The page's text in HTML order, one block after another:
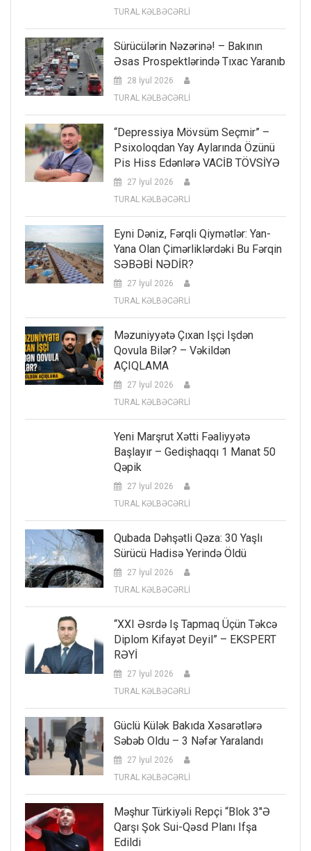
TURAL KƏLBƏCƏRLİ
Sürücülərin Nəzərinə! – Bakının
Əsas Prospektlərində Tıxac Yaranıb
28 İyul 2026
TURAL KƏLBƏCƏRLİ
“Depressiya Mövsüm Seçmir” –
Psixoloqdan Yay Aylarında Özünü
Pis Hiss Edənlərə VACİB TÖVSİYƏ
27 İyul 2026
TURAL KƏLBƏCƏRLİ
Eyni Dəniz, Fərqli Qiymətlər: Yan-
Yana Olan Çimərliklərdəki Bu Fərqin
SƏBƏBİ NƏDİR?
27 İyul 2026
TURAL KƏLBƏCƏRLİ
Məzuniyyətə Çıxan Işçi Işdən
Qovula Bilər? – Vəkildən
AÇIQLAMA
27 İyul 2026
TURAL KƏLBƏCƏRLİ
Yeni Marşrut Xətti Fəaliyyətə
Başlayır – Gedişhaqqı 1 Manat 50
Qəpik
27 İyul 2026
TURAL KƏLBƏCƏRLİ
Qubada Dəhşətli Qəza: 30 Yaşlı
Sürücü Hadisə Yerində Öldü
27 İyul 2026
TURAL KƏLBƏCƏRLİ
“XXI Əsrdə Iş Tapmaq Üçün Təkcə
Diplom Kifayət Deyil” – EKSPERT
RƏYİ
27 İyul 2026
TURAL KƏLBƏCƏRLİ
Güclü Külək Bakıda Xəsarətlərə
Səbəb Oldu – 3 Nəfər Yaralandı
27 İyul 2026
TURAL KƏLBƏCƏRLİ
Məşhur Türkiyəli Repçi “Blok 3″ə
Qarşı Şok Sui-Qəsd Planı Ifşa
Edildi